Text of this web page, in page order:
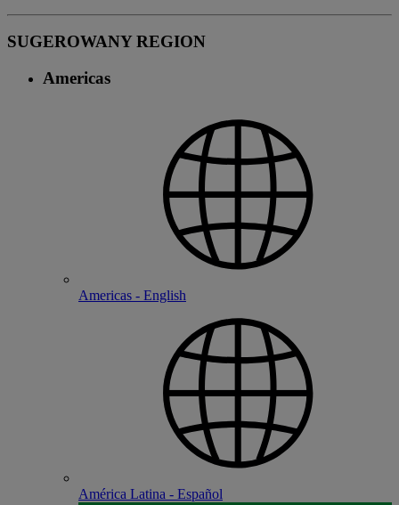
SUGEROWANY REGION
Americas
Americas - English
América Latina - Español